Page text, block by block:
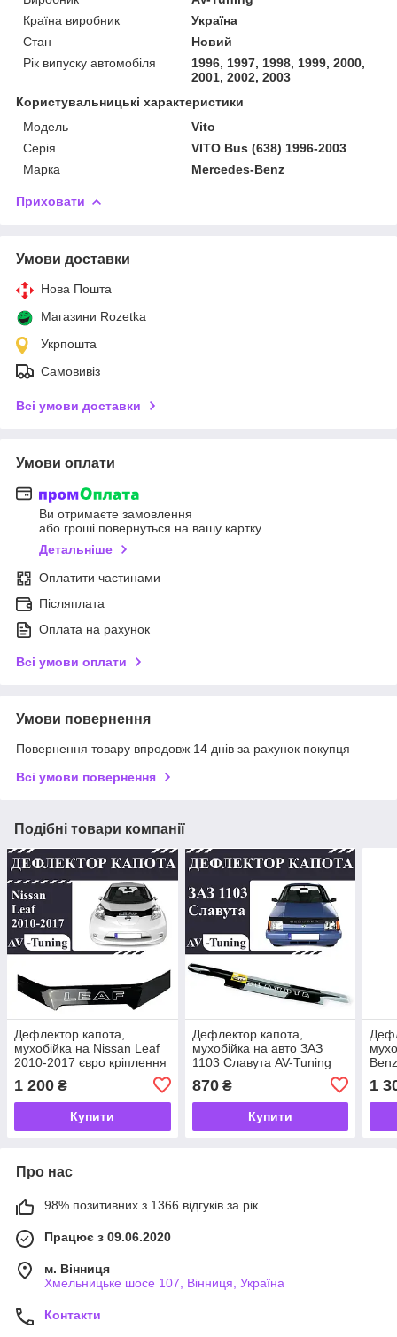
Країна виробник
Україна
Стан
Новий
Рік випуску автомобіля
1996, 1997, 1998, 1999, 2000,
2001, 2002, 2003
Користувальницькі характеристики
Модель
Vito
Серія
VITO Bus (638) 1996-2003
Марка
Mercedes-Benz
Приховати
Умови доставки
Нова Пошта
Магазини Rozetka
Укрпошта
Самовивіз
Всі умови доставки
Умови оплати
Ви отримаєте замовлення
або гроші повернуться на вашу картку
Детальніше
Оплатити частинами
Післяплата
Оплата на рахунок
Всі умови оплати
Умови повернення
Повернення товару впродовж 14 днів за рахунок покупця
Всі умови повернення
Подібні товари компанії
Дефлектор капота,
мухобійка на Nissan Leaf
2010-2017 євро кріплення
1 200 ₴
Купити
Дефлектор капота,
мухобійка на авто ЗАЗ
1103 Славута AV-Tuning
870₴
Купити
1
Про нас
98% позитивних з 1366 відгуків за рік
Працює з 09.06.2020
м. Вінниця
Хмельницьке шосе 107, Вінниця, Україна
Контакти